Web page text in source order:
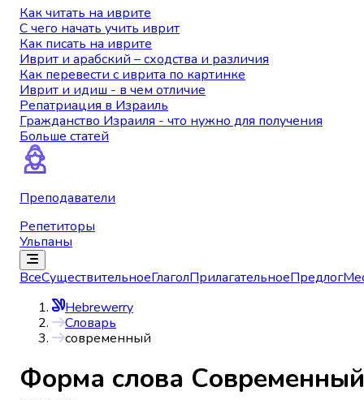
Как читать на иврите
С чего начать учить иврит
Как писать на иврите
Иврит и арабский – сходства и различия
Как перевести с иврита по картинке
Иврит и идиш - в чем отличие
Репатриация в Израиль
Гражданство Израиля - что нужно для получения
Больше статей
Преподаватели
Репетиторы
Ульпаны
ВсеСуществительноеГлаголПрилагательноеПредлог
Hebrewerry
Словарь
современный
Форма слова Современный